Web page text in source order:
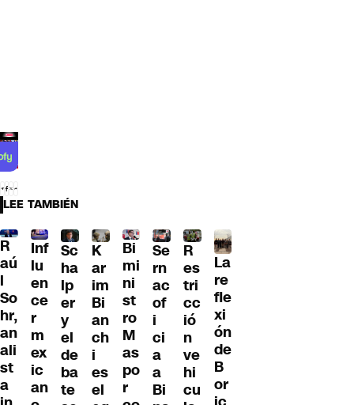
LEE TAMBIÉN
R
aú
l
So
hr,
an
ali
st
a
Inf
lu
en
ce
r
m
ex
ic
an
Sc
ha
lp
er
y
el
de
ba
te
K
ar
im
Bi
an
ch
i
es
el
Bi
mi
ni
st
ro
M
as
po
r
Se
rn
ac
of
i
ci
a
a
Bi
R
es
tri
cc
ió
n
ve
hi
cu
La
re
fle
xi
ón
de
B
or